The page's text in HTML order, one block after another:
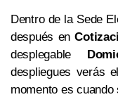
Dentro de la Sede
después en
desplegable
despliegues verás
momento es